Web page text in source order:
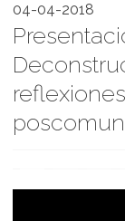
04-04-2018